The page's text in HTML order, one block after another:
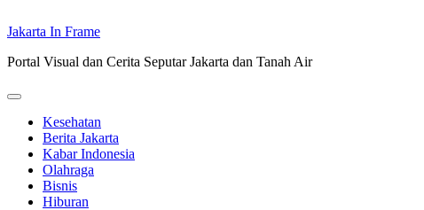
Jakarta In Frame
Portal Visual dan Cerita Seputar Jakarta dan Tanah Air
Kesehatan
Berita Jakarta
Kabar Indonesia
Olahraga
Bisnis
Hiburan